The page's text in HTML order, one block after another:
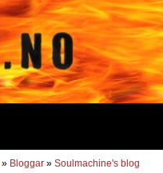
» Bloggar » Soulmachine's blog